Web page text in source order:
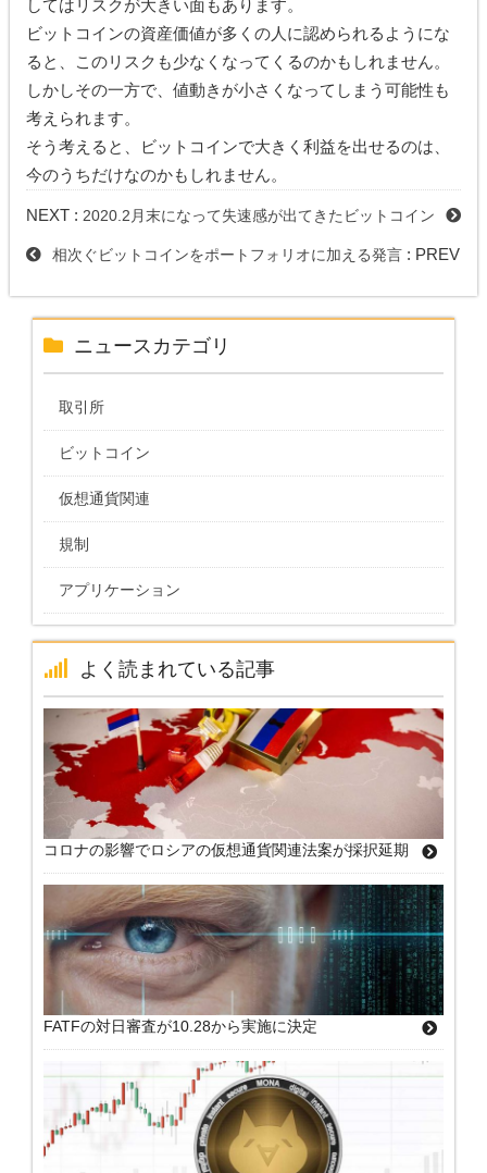
してはリスクが大きい面もあります。
ビットコインの資産価値が多くの人に認められるようにな
ると、このリスクも少なくなってくるのかもしれません。
しかしその一方で、値動きが小さくなってしまう可能性も
考えられます。
そう考えると、ビットコインで大きく利益を出せるのは、
今のうちだけなのかもしれません。
NEXT : 2020.2月末になって失速感が出てきたビットコイン
相次ぐビットコインをポートフォリオに加える発言: PREV
ニュースカテゴリ
取引所
ビットコイン
仮想通貨関連
規制
アプリケーション
よく読まれている記事
コロナの影響でロシアの仮想通貨関連法案が採択延期
FATFの対日審査が10.28から実施に決定